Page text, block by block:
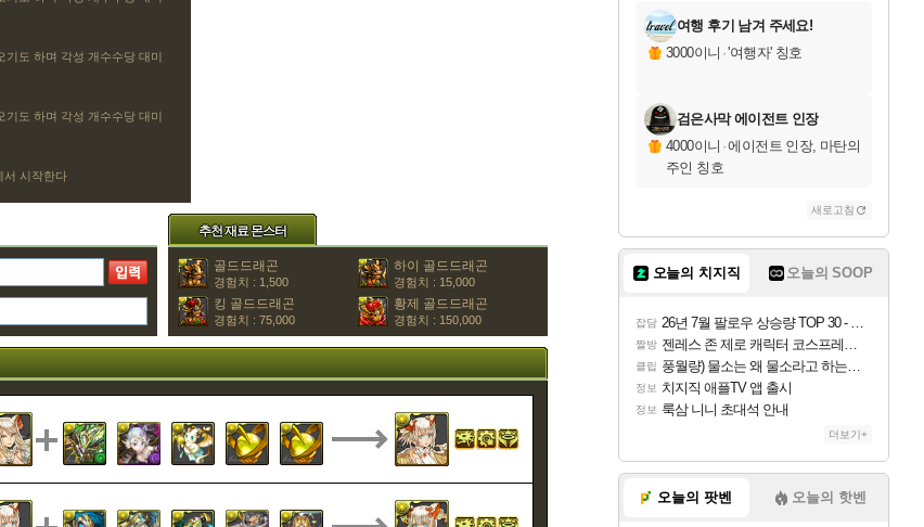
도 하며 각성 개수수당 대미
도 하며 각성 개수수당 대미
서 시작한다
추천 재료 몬스터
골드드래곤
경험치 : 1,500
하이 골드드래곤
경험치 : 15,000
킹 골드드래곤
경험치 : 75,000
황제 골드드래곤
경험치 : 150,000
교환.
당첨되셨습니다.
당첨되셨습니다.
당첨되셨습니다.
당첨되셨습니다.
당첨되셨습니다.
당첨되셨습니다.
에디션 (스팀코드) 를 교환.
당첨되셨습니다.
여행 후기 남겨 주세요!
3000이니 ·'여행자' 칭호
검은사막 에이전트 인장
4000이니 ·에이전트 인장, 마탄의
주인 칭호
새로고침
오늘의 치지직 오늘의 SOOP
잡담 26년 7월 팔로우 상승량 TOP 30 - 월간 치지직
짤방 젠레스 존 제로 캐릭터 코스프레한 꽁주
클립 풍월량) 물소는 왜 물소라고 하는거야? 아! 그만 ㅋㅋ
정보 치지직 애플TV 앱 출시
정보 룩삼 니니 초대석 안내
더보기+
오늘의 팟벤 오늘의 핫벤